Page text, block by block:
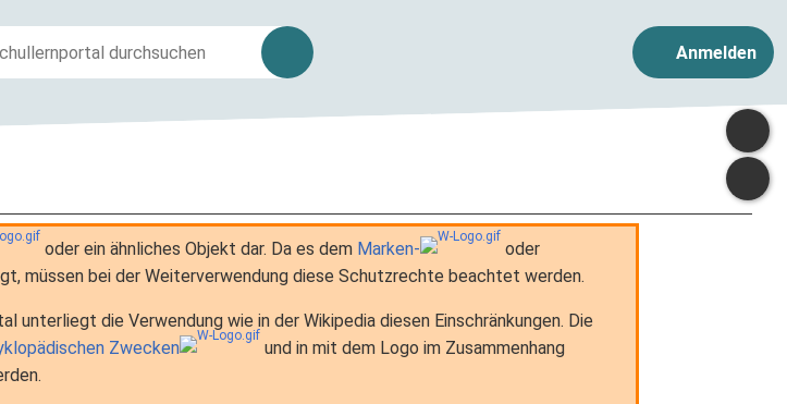
Anmelden
oder ein ähnliches Objekt dar. Da es dem Marken-
oder
müssen bei der Weiterverwendung diese Schutzrechte beachtet werden.
unterliegt die Verwendung wie in der Wikipedia diesen Einschränkungen. Die
Zwecken
und in mit dem Logo im Zusammenhang